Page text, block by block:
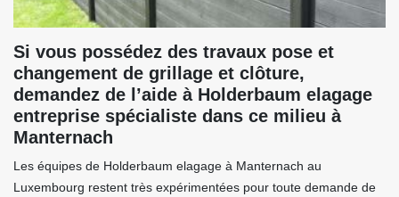
Si vous possédez des travaux pose et
changement de grillage et clôture,
demandez de l’aide à Holderbaum elagage
entreprise spécialiste dans ce milieu à
Manternach
Les équipes de Holderbaum elagage à Manternach au
Luxembourg restent très expérimentées pour toute demande de